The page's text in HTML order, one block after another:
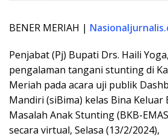
BENER MERIAH |
Penjabat (Pj) Bupati Drs. Haili
pengalaman tangani stunting di
Meriah pada acara uji publik
Mandiri (siBima) kelas Bina Keluar
Masalah Anak Stunting (BKB-
secara virtual, Selasa (13/2/2024),